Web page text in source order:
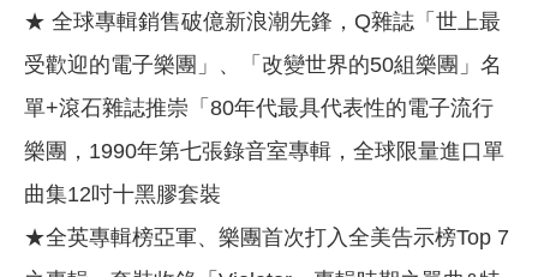
★ 全球專輯銷售破億新浪潮先鋒，Q雜誌「世上最
受歡迎的電子樂團」、「改變世界的50組樂團」名
單+滾石雜誌推崇「80年代最具代表性的電子流行
樂團，1990年第七張錄音室專輯，全球限量進口單
曲集12吋十黑膠套裝
★全英專輯榜亞軍、樂團首次打入全美告示榜Top 7